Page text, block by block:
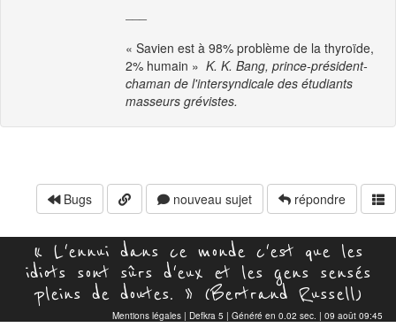
« Savien est à 98% problème de la thyroïde,
2% humain »  K. K. Bang, prince-président-
chaman de l'intersyndicale des étudiants
masseurs grévistes.
Bugs nouveau sujet répondre
« L'ennui dans ce monde c'est que les
idiots sont sûrs d'eux et les gens sensés
pleins de doutes. » (Bertrand Russell)
Mentions légales | Defkra 5 | Généré en 0.02 sec. | 09 août 09:45